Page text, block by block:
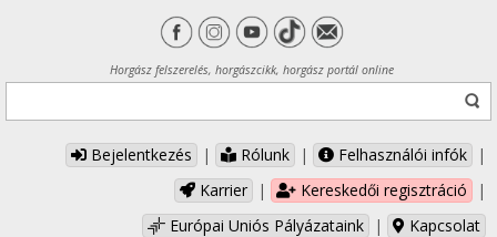
Horgász felszerelés, horgászcikk, horgász portál online
Bejelentkezés | Rólunk | Felhasználói infók
|
Karrier
| Kereskedői regisztráció
|
Európai Uniós Pályázataink
| Kapcsolat